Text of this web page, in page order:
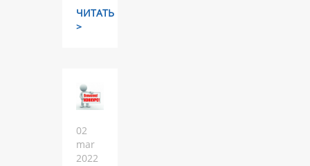
ЧИТАТЬ
>
02
mar
2022